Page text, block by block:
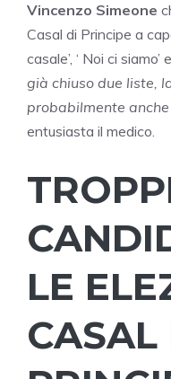
Vincenzo Simeone
Casal di Principe a
casale’, ‘ Noi ci siamo’
già chiuso due liste,
probabilmente
entusiasta il medico.
LE
CASAL